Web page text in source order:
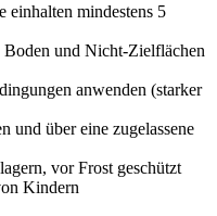
einhalten mindestens 5
und Nicht-Zielflächen
anwenden (starker
und über eine zugelassene
vor Frost geschützt
Kindern